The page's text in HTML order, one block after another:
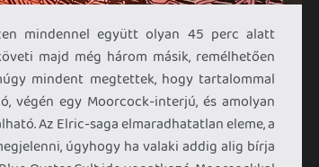
mindennel együtt olyan 45 perc alatt
majd még három másik, remélhetően
mindent megtettek, hogy tartalommal
végén egy Moorcock-interjú, és amolyan
Az Elric-saga elmaradhatatlan eleme, a
úgyhogy ha valaki addig alig bírja